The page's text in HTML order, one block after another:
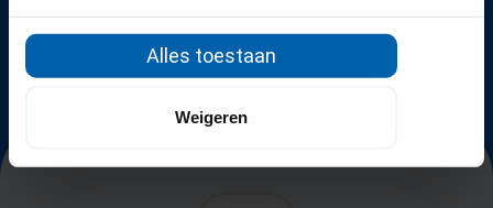
Alles toestaan
Weigeren
Zoek een AFAS accountant